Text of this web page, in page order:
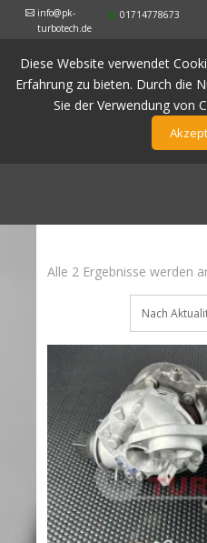
info@pk-
turbotech.de
Diese Website verwendet
Erfahrung zu bieten. Durch die
Sie der Verwendung von
01714778673
Alle 2 Ergebnisse werden